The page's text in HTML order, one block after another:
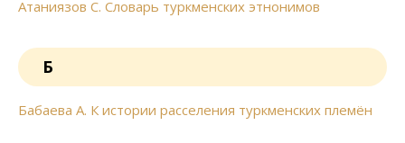
Атаниязов С. Словарь туркменских этнонимов
Б
Бабаева А. К истории расселения туркменских племён